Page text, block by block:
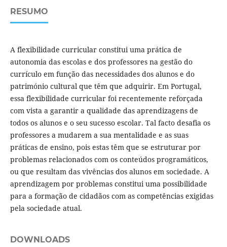
RESUMO
A flexibilidade curricular constitui uma prática de
autonomia das escolas e dos professores na gestão do
currículo em função das necessidades dos alunos e do
património cultural que têm que adquirir. Em Portugal,
essa flexibilidade curricular foi recentemente reforçada
com vista a garantir a qualidade das aprendizagens de
todos os alunos e o seu sucesso escolar. Tal facto desafia os
professores a mudarem a sua mentalidade e as suas
práticas de ensino, pois estas têm que se estruturar por
problemas relacionados com os conteúdos programáticos,
ou que resultam das vivências dos alunos em sociedade. A
aprendizagem por problemas constitui uma possibilidade
para a formação de cidadãos com as competências exigidas
pela sociedade atual.
DOWNLOADS